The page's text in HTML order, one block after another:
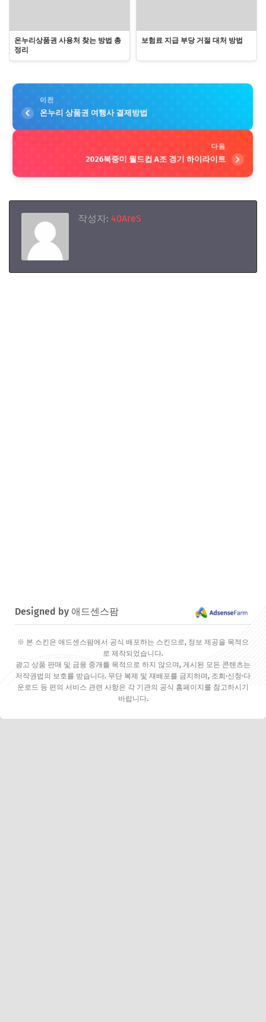
온누리상품권 사용처 찾는 방법 총
정리
보험료 지급 부당 거절 대처 방법
이전
온누리 상품권 여행사 결제방법
다음
2026북중미 월드컵 A조 경기 하이라이트
작성자: 40AreS
Designed by 애드센스팜
※ 본 스킨은 애드센스팜에서 공식 배포하는 스킨으로, 정보 제공을 목적으
로 제작되었습니다.
광고 상품 판매 및 금융 중개를 목적으로 하지 않으며, 게시된 모든 콘텐츠는
저작권법의 보호를 받습니다. 무단 복제 및 재배포를 금지하며, 조회·신청·다
운로드 등 편의 서비스 관련 사항은 각 기관의 공식 홈페이지를 참고하시기
바랍니다.